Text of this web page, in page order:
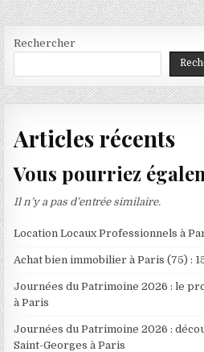
Rechercher
Articles récents
Vous pourriez
Il n’y a pas d’entrée similaire.
Location Locaux Professionnels à
Achat bien immobilier à Paris (75) :
Journées du Patrimoine 2026 : le
à Paris
Journées du Patrimoine 2026 :
Saint-Georges à Paris